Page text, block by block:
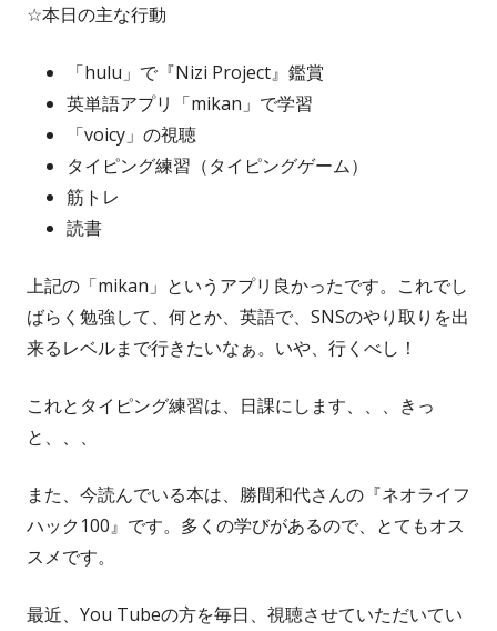
☆本日の主な行動
「hulu」で『Nizi Project』鑑賞
英単語アプリ「mikan」で学習
「voicy」の視聴
タイピング練習（タイピングゲーム）
筋トレ
読書
上記の「mikan」というアプリ良かったです。これでし
ばらく勉強して、何とか、英語で、SNSのやり取りを出
来るレベルまで行きたいなぁ。いや、行くべし！
これとタイピング練習は、日課にします、、、きっ
と、、、
また、今読んでいる本は、勝間和代さんの『ネオライフ
ハック100』です。多くの学びがあるので、とてもオス
スメです。
最近、You Tubeの方を毎日、視聴させていただいてい